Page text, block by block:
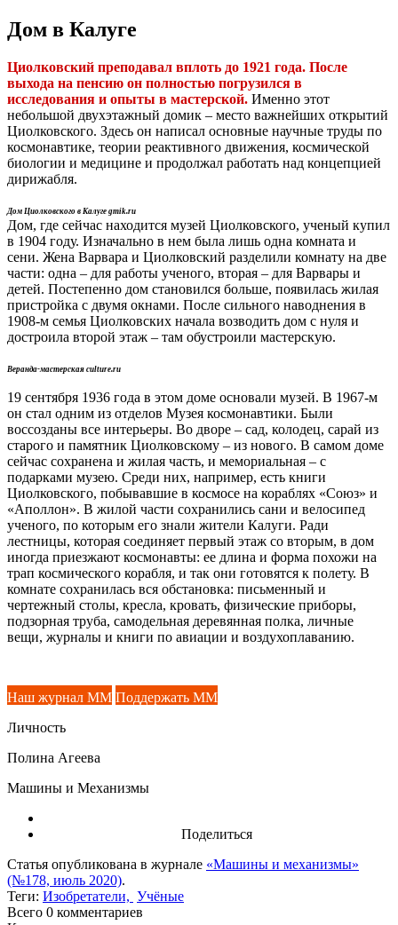
Дом в Калуге
Циолковский преподавал вплоть до 1921 года. После
выхода на пенсию он полностью погрузился в
исследования и опыты в мастерской. Именно этот
небольшой двухэтажный домик – место важнейших открытий
Циолковского. Здесь он написал основные научные труды по
космонавтике, теории реактивного движения, космической
биологии и медицине и продолжал работать над концепцией
дирижабля.
Дом Циолковского в Калуге gmik.ru
Дом, где сейчас находится музей Циолковского, ученый купил
в 1904 году. Изначально в нем была лишь одна комната и
сени. Жена Варвара и Циолковский разделили комнату на две
части: одна – для работы ученого, вторая – для Варвары и
детей. Постепенно дом становился больше, появилась жилая
пристройка с двумя окнами. После сильного наводнения в
1908-м семья Циолковских начала возводить дом с нуля и
достроила второй этаж – там обустроили мастерскую.
Веранда-мастерская culture.ru
19 сентября 1936 года в этом доме основали музей. В 1967-м
он стал одним из отделов Музея космонавтики. Были
воссозданы все интерьеры. Во дворе – сад, колодец, сарай из
старого и памятник Циолковскому – из нового. В самом доме
сейчас сохранена и жилая часть, и мемориальная – с
подарками музею. Среди них, например, есть книги
Циолковского, побывавшие в космосе на кораблях «Союз» и
«Аполлон». В жилой части сохранились сани и велосипед
ученого, по которым его знали жители Калуги. Ради
лестницы, которая соединяет первый этаж со вторым, в дом
иногда приезжают космонавты: ее длина и форма похожи на
трап космического корабля, и так они готовятся к полету. В
комнате сохранилась вся обстановка: письменный и
чертежный столы, кресла, кровать, физические приборы,
подзорная труба, самодельная деревянная полка, личные
вещи, журналы и книги по авиации и воздухоплаванию.
Наш журнал ММ Поддержать ММ
Личность
Полина Агеева
Машины и Механизмы
Поделиться
Статья опубликована в журнале «Машины и механизмы»
(№178, июль 2020).
Теги: Изобретатели, Учёные
Всего 0 комментариев